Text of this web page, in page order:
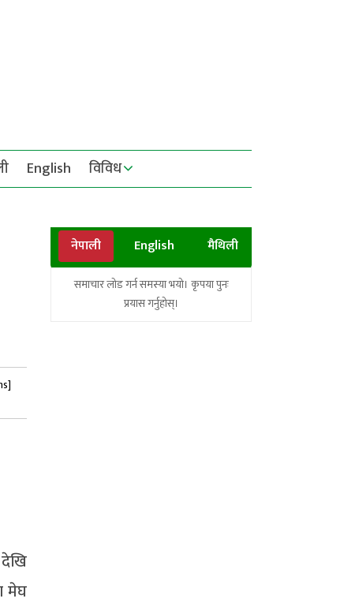
English विविध
मेघ
नेपाली English मैथिली
समाचार लोड गर्न समस्या भयो। कृपया पुनः
प्रयास गर्नुहोस्।